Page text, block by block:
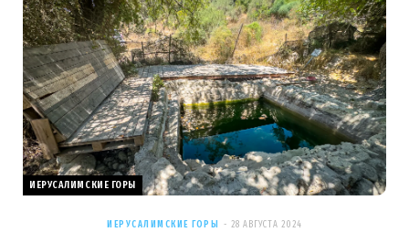
ИЕРУСАЛИМСКИЕ ГОРЫ
ИЕРУСАЛИМСКИЕ ГОРЫ 28 АВГУСТА 2024